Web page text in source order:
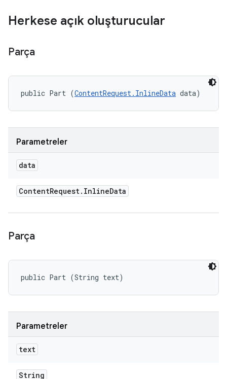
Herkese açık oluşturucular
Parça
public Part (ContentRequest.InlineData data)
Parametreler
data
ContentRequest. InlineData
Parça
public Part (String text)
Parametreler
text
String